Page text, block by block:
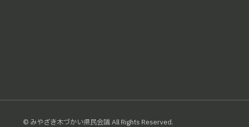
© みやざき木づかい県民会議 All Rights Reserved.